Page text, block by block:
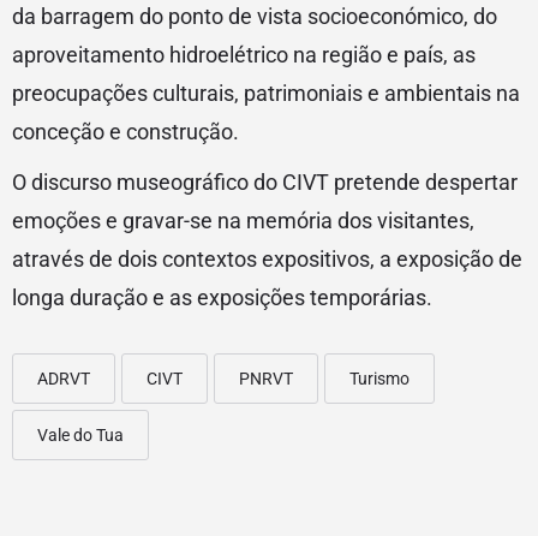
da barragem do ponto de vista socioeconómico, do
aproveitamento hidroelétrico na região e país, as
preocupações culturais, patrimoniais e ambientais na
conceção e construção.
O discurso museográfico do CIVT pretende despertar
emoções e gravar-se na memória dos visitantes,
através de dois contextos expositivos, a exposição de
longa duração e as exposições temporárias.
ADRVT CIVT PNRVT Turismo
Vale do Tua